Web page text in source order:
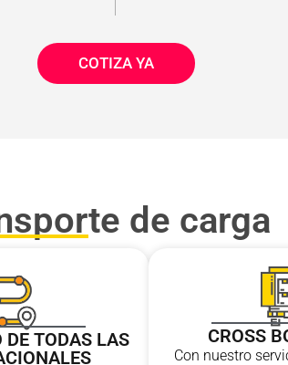
COTIZA YA
de carga
TODAS LAS
CROSS
Con nuestro